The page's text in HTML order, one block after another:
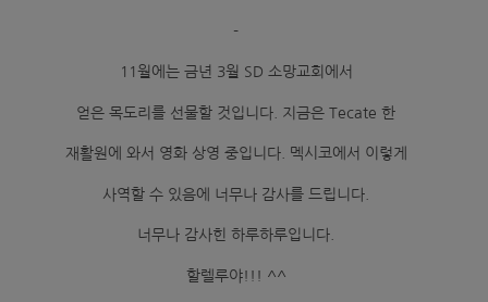
-
11월에는 금년 3월 SD 소망교회에서
얻은 목도리를 선물할 것입니다. 지금은 Tecate 한
재활원에 와서 영화 상영 중입니다. 멕시코에서 이렇게
사역할 수 있음에 너무나 감사를 드립니다.
너무나 감사힌 하루하루입니다.
할렐루야!!! ^^